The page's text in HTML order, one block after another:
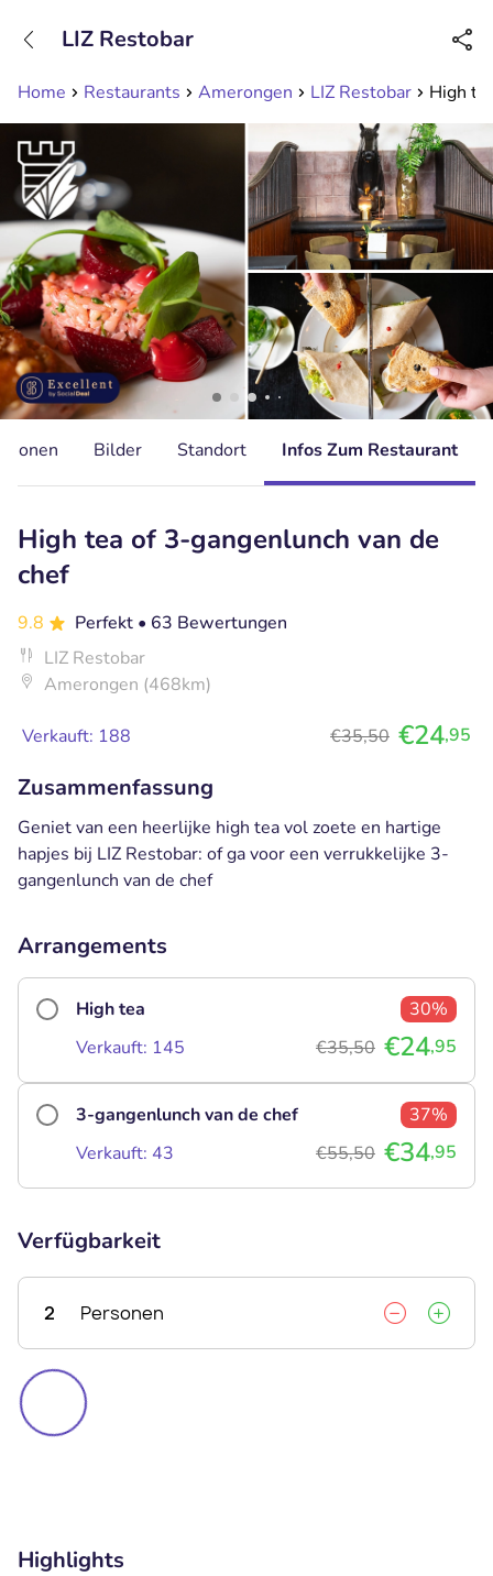
Erreichbar bis 23:00 Uhr (max 0,09€/Min)
Home Restaurants Amerongen LIZ Restobar High
LIZ Restobar
Bilder Standort Infos Zum Restaurant
High tea of 3-gangenlunch van de
chef
9.8 Perfekt • 63 Bewertungen
LIZ Restobar
Amerongen (468km)
Verkauft: 188 €35,50 €24,95
Zusammenfassung
Geniet van een heerlijke high tea vol zoete en hartige
hapjes bij LIZ Restobar: of ga voor een verrukkelijke 3-
gangenlunch van de chef
Arrangements
High tea
30%
Verkauft: 145
€35,50 €24,95
3-gangenlunch van de chef
37%
Verkauft: 43
€55,50 €34,95
Verfügbarkeit
2 Personen
Highlights